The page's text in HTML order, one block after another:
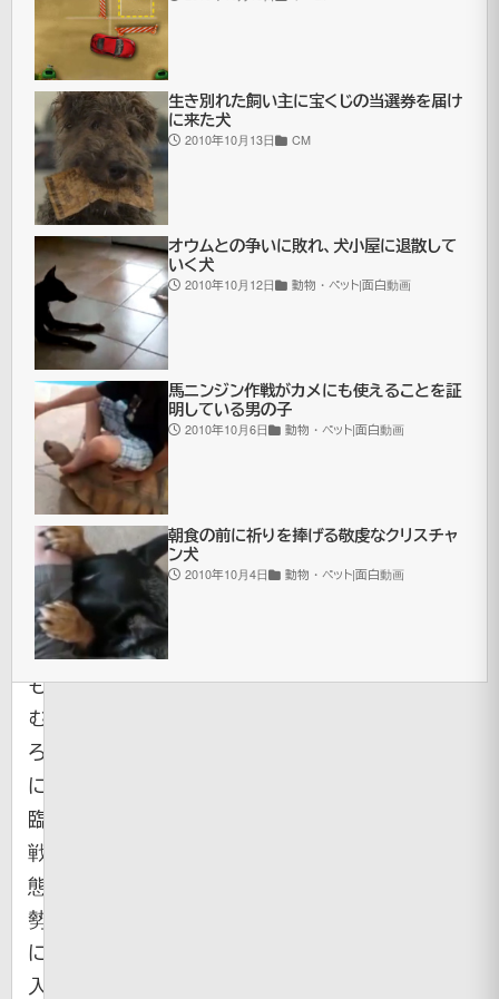
は
槽。
そ
の
中
に
は
泳
い
で
い
る
魚
た
ち。
ネ
コ
は
お
も
む
ろ
に
臨
戦
態
勢
に
入
生き別れた飼い主に宝くじの当選券を届け
に来た犬
2010年10月13日 CM
オウムとの争いに敗れ、犬小屋に退散して
いく犬
2010年10月12日 動物・ペット|面白動画
馬ニンジン作戦がカメにも使えることを証
明している男の子
2010年10月6日 動物・ペット|面白動画
朝食の前に祈りを捧げる敬虔なクリスチャ
ン犬
2010年10月4日 動物・ペット|面白動画